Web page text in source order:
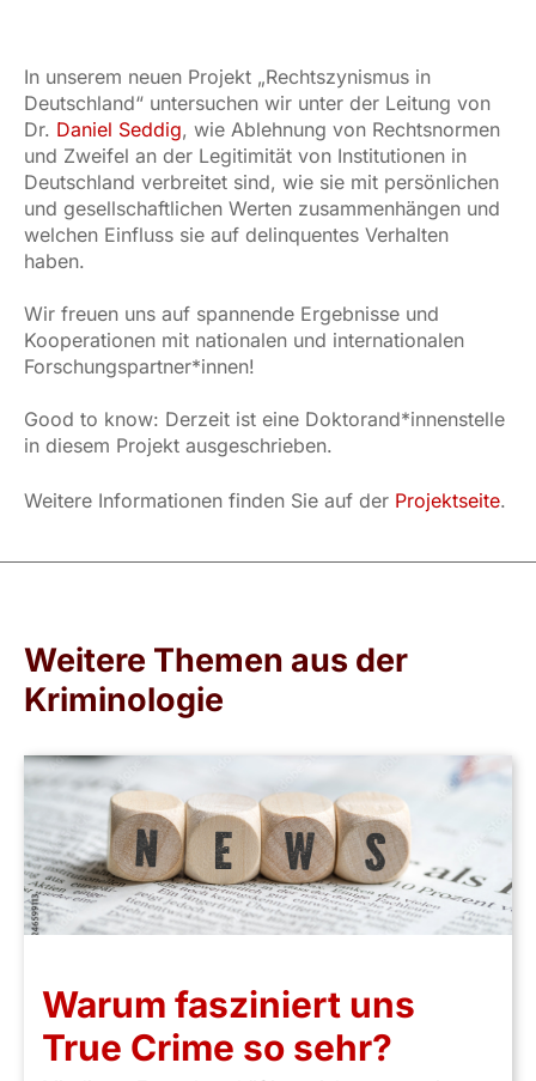
In unserem neuen Projekt „Rechtszynismus in
Deutschland“ untersuchen wir unter der Leitung von
Dr. Daniel Seddig, wie Ablehnung von Rechtsnormen
und Zweifel an der Legitimität von Institutionen in
Deutschland verbreitet sind, wie sie mit persönlichen
und gesellschaftlichen Werten zusammenhängen und
welchen Einfluss sie auf delinquentes Verhalten
haben.
Wir freuen uns auf spannende Ergebnisse und
Kooperationen mit nationalen und internationalen
Forschungspartner*innen!
Good to know: Derzeit ist eine Doktorand*innenstelle
in diesem Projekt ausgeschrieben.
Weitere Informationen finden Sie auf der Projektseite.
Weitere Themen aus der
Kriminologie
Warum fasziniert uns
True Crime so sehr?